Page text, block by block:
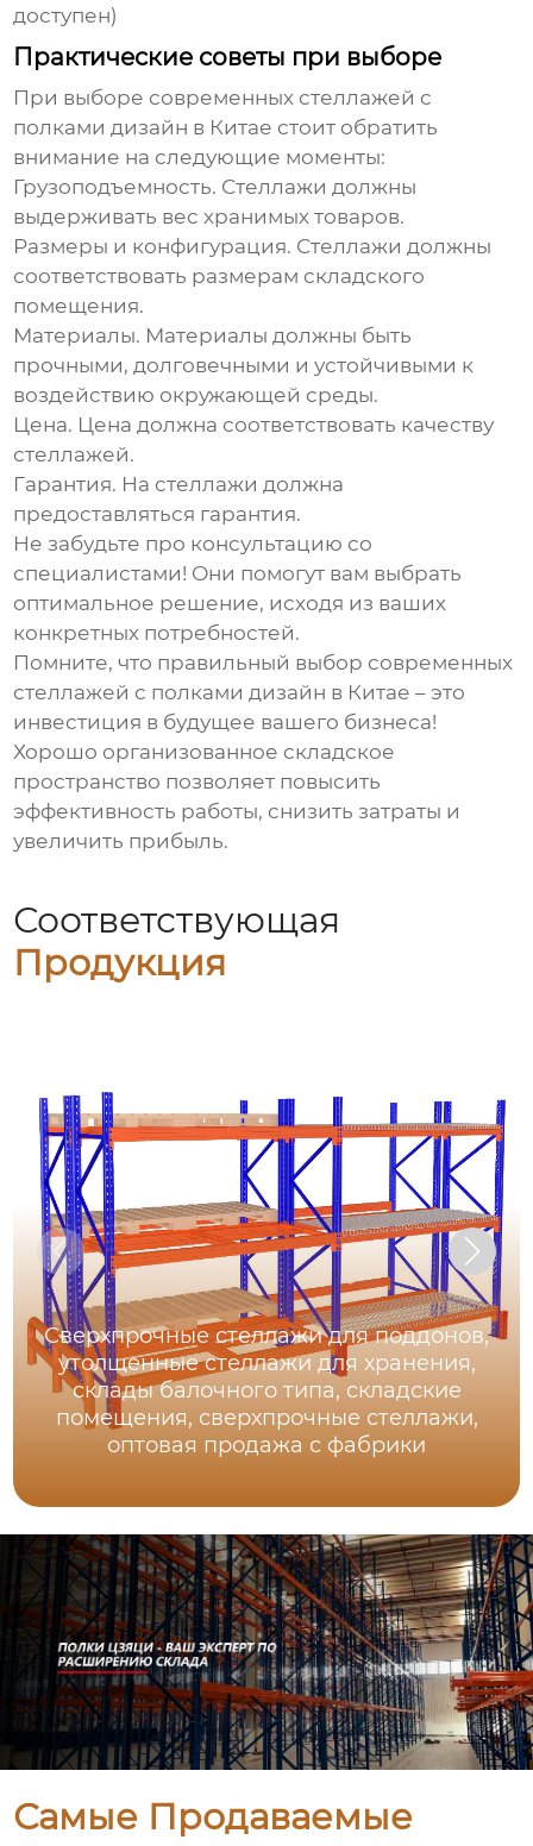
доступен)
Практические советы при выборе
При выборе современных стеллажей с
полками дизайн в Китае стоит обратить
внимание на следующие моменты:
Грузоподъемность. Стеллажи должны
выдерживать вес хранимых товаров.
Размеры и конфигурация. Стеллажи должны
соответствовать размерам складского
помещения.
Материалы. Материалы должны быть
прочными, долговечными и устойчивыми к
воздействию окружающей среды.
Цена. Цена должна соответствовать качеству
стеллажей.
Гарантия. На стеллажи должна
предоставляться гарантия.
Не забудьте про консультацию со
специалистами! Они помогут вам выбрать
оптимальное решение, исходя из ваших
конкретных потребностей.
Помните, что правильный выбор современных
стеллажей с полками дизайн в Китае – это
инвестиция в будущее вашего бизнеса!
Хорошо организованное складское
пространство позволяет повысить
эффективность работы, снизить затраты и
увеличить прибыль.
Соответствующая
Продукция
Сверхпрочные стеллажи для поддонов,
утолщенные стеллажи для хранения,
склады балочного типа, складские
помещения, сверхпрочные стеллажи,
оптовая продажа с фабрики
Самые Продаваемые